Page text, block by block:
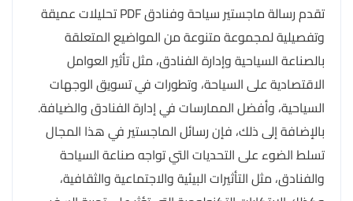
تقدم رسالة ماجستير سياحة وفنادق PDF تحليلات عميقة
وتفصيلية لمجموعة متنوعة من المواضيع المتعلقة
بالصناعة السياحية وإدارة الفنادق، مثل تأثير العوامل
الاقتصادية على السياحة، وتطورات في تسويق الوجهات
السياحية، وأفضل الممارسات في إدارة الفنادق والضيافة.
بالإضافة إلى ذلك، فإن رسائل الماجستير في هذا المجال
تسلط الضوء على التحديات التي تواجه صناعة السياحة
والفنادق، مثل التأثيرات البيئية والاجتماعية والثقافية،